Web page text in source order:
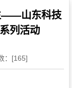
——山东科技
列活动
：[165]